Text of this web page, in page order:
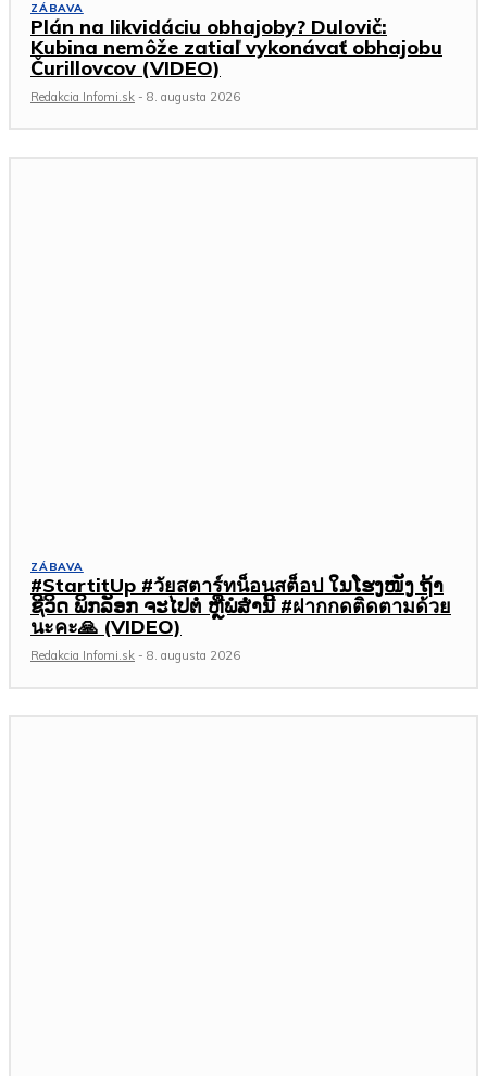
ZÁBAVA
Plán na likvidáciu obhajoby? Dulovič:
Kubina nemôže zatiaľ vykonávať obhajobu
Čurillovcov (VIDEO)
Redakcia Infomi.sk - 8. augusta 2026
ZÁBAVA
#StartitUp #วัยสตาร์ทน็อนสต็อป ໃນໂຮງໜັງ ຖ້າ
ຊີວິດ ພິກລັອກ ຈະໄປຕໍ່ ຫຼືພໍສໍ່ານີ້ #ฝากกดติดตามด้วย
นะคะ🙏 (VIDEO)
Redakcia Infomi.sk - 8. augusta 2026